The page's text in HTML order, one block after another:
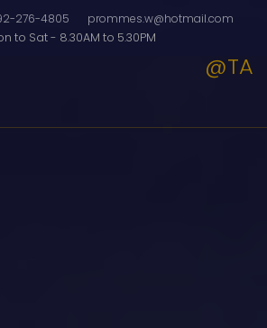
276-4805
prommes.w@hotmail.com
to Sat - 8.30AM to 5.30PM
@TA